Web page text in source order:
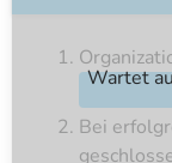
Wartet
Bei